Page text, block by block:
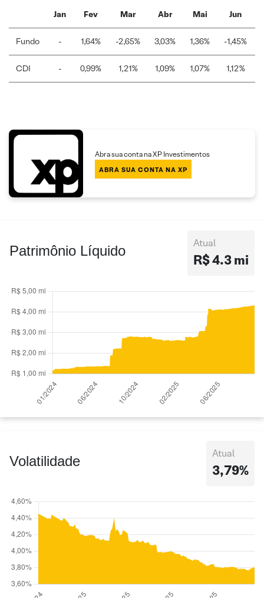
Jan Fev Mar Abr Mai Jun
Fundo - 1,64% -2,65% 3,03% 1,36% -1,45%
CDI - 0,99% 1,21% 1,09% 1,07% 1,12%
Abra sua conta na XP Investimentos
ABRA SUA CONTA NA XP
Patrimônio Líquido Atual
R$ 4.3 mi
Volatilidade Atual
3,79%